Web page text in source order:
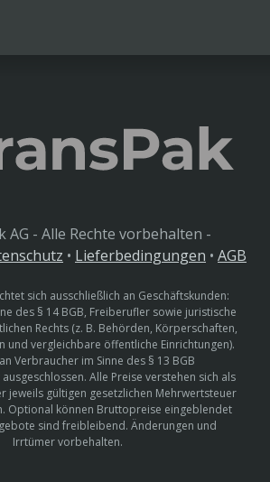
AG - Alle Rechte vorbehalten -
• Lieferbedingungen • AGB
sich ausschließlich an Geschäftskunden:
des § 14 BGB, Freiberufler sowie juristische
Rechts (z. B. Behörden, Körperschaften,
und vergleichbare öffentliche Einrichtungen).
Verbraucher im Sinne des § 13 BGB
Alle Preise verstehen sich als
jeweils gültigen gesetzlichen Mehrwertsteuer
Optional können Bruttopreise eingeblendet
sind freibleibend. Änderungen und
Irrtümer vorbehalten.